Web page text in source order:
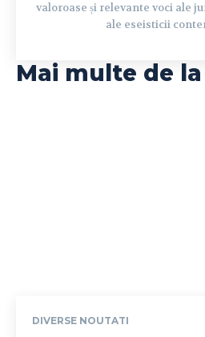
valoroase și relevante voci ale
ale eseisticii
Mai multe de
DIVERSE NOUTATI